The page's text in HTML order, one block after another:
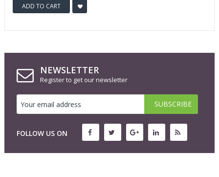
ADD TO CART
NEWSLETTER
Register to get our newsletter
FOLLOW US ON